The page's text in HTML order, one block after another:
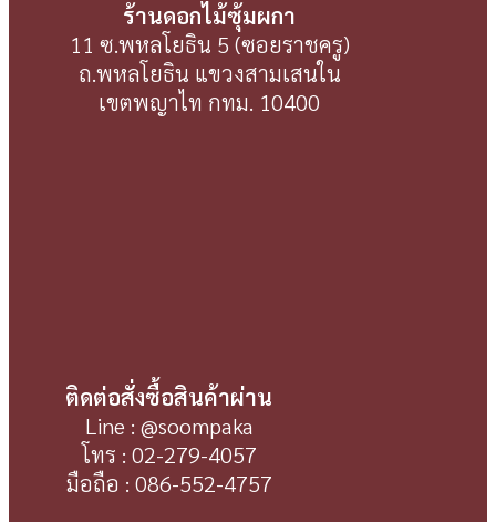
ร้านดอกไม้ซุ้มผกา
11 ซ.พหลโยธิน 5 (ซอยราชครู)
ถ.พหลโยธิน แขวงสามเสนใน
เขตพญาไท กทม. 10400
ติดต่อสั่งซื้อสินค้าผ่าน
Line : @soompaka
โทร : 02-279-4057
มือถือ : 086-552-4757